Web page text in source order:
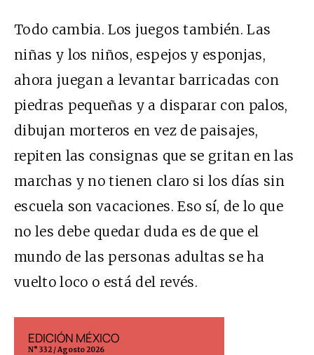
Todo cambia. Los juegos también. Las
niñas y los niños, espejos y esponjas,
ahora juegan a levantar barricadas con
piedras pequeñas y a disparar con palos,
dibujan morteros en vez de paisajes,
repiten las consignas que se gritan en las
marchas y no tienen claro si los días sin
escuela son vacaciones. Eso sí, de lo que
no les debe quedar duda es de que el
mundo de las personas adultas se ha
vuelto loco o está del revés.
EDICIÓN MÉXICO
N° 332 / Agosto 2026